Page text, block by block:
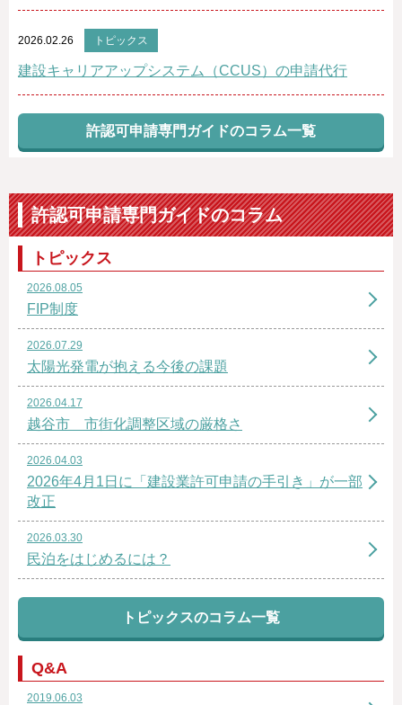
2026.02.26 トピックス
建設キャリアアップシステム（CCUS）の申請代行
許認可申請専門ガイドのコラム一覧
許認可申請専門ガイドのコラム
トピックス
2026.08.05
FIP制度
2026.07.29
太陽光発電が抱える今後の課題
2026.04.17
越谷市 市街化調整区域の厳格さ
2026.04.03
2026年4月1日に「建設業許可申請の手引き」が一部
改正
2026.03.30
民泊をはじめるには？
トピックスのコラム一覧
Q&A
2019.06.03